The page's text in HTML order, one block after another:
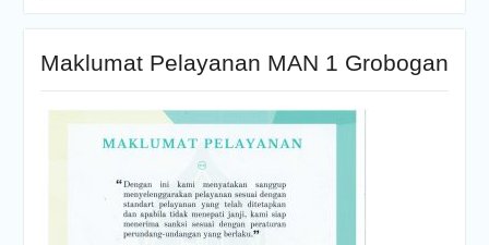
Maklumat Pelayanan MAN 1 Grobogan